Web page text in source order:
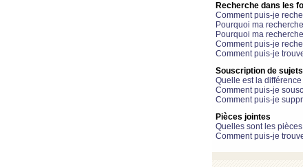
Recherche dans les
Comment puis-je
Pourquoi ma
Pourquoi ma
Comment puis-je
Comment puis-je
Souscription de
Quelle est la
Comment puis-je
Comment puis-je
Pièces jointes
Quelles sont les
Comment puis-je